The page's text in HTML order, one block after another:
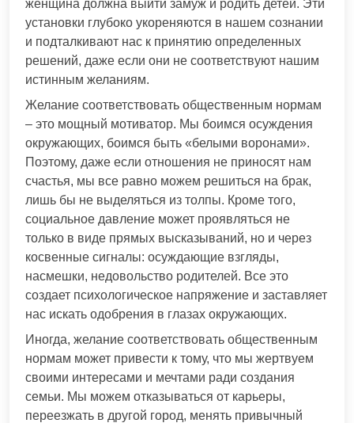
женщина должна выйти замуж и родить детей. Эти
установки глубоко укореняются в нашем сознании
и подталкивают нас к принятию определенных
решений, даже если они не соответствуют нашим
истинным желаниям.
Желание соответствовать общественным нормам
– это мощный мотиватор. Мы боимся осуждения
окружающих, боимся быть «белыми воронами».
Поэтому, даже если отношения не приносят нам
счастья, мы все равно можем решиться на брак,
лишь бы не выделяться из толпы. Кроме того,
социальное давление может проявляться не
только в виде прямых высказываний, но и через
косвенные сигналы: осуждающие взгляды,
насмешки, недовольство родителей. Все это
создает психологическое напряжение и заставляет
нас искать одобрения в глазах окружающих.
Иногда, желание соответствовать общественным
нормам может привести к тому, что мы жертвуем
своими интересами и мечтами ради создания
семьи. Мы можем отказываться от карьеры,
переезжать в другой город, менять привычный